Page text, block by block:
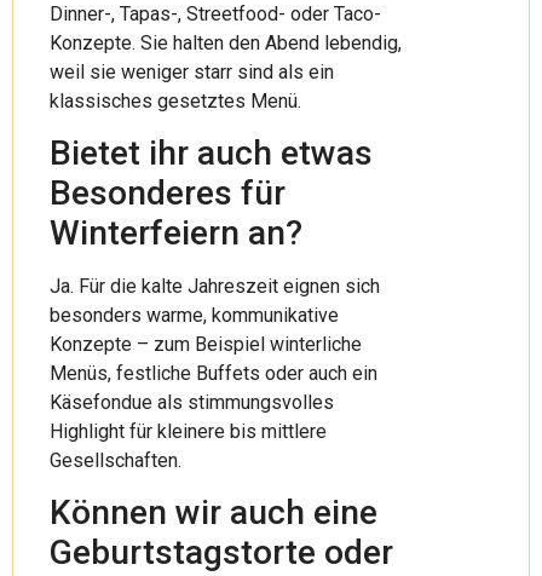
Dinner-, Tapas-, Streetfood- oder Taco-
Konzepte. Sie halten den Abend lebendig,
weil sie weniger starr sind als ein
klassisches gesetztes Menü.
Bietet ihr auch etwas
Besonderes für
Winterfeiern an?
Ja. Für die kalte Jahreszeit eignen sich
besonders warme, kommunikative
Konzepte – zum Beispiel winterliche
Menüs, festliche Buffets oder auch ein
Käsefondue als stimmungsvolles
Highlight für kleinere bis mittlere
Gesellschaften.
Können wir auch eine
Geburtstagstorte oder